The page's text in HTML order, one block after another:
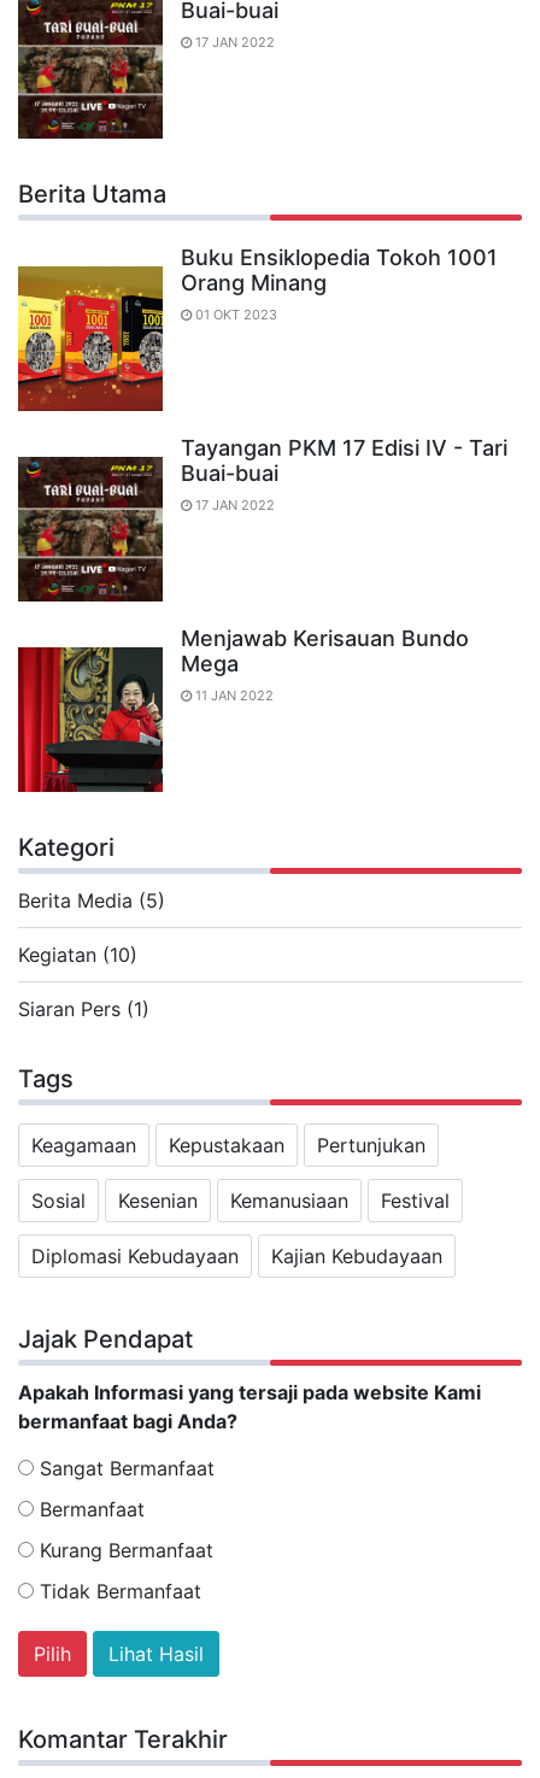
Buai-buai
17 JAN 2022
Berita Utama
Buku Ensiklopedia Tokoh 1001
Orang Minang
01 OKT 2023
Tayangan PKM 17 Edisi IV - Tari
Buai-buai
17 JAN 2022
Menjawab Kerisauan Bundo
Mega
11 JAN 2022
Kategori
Berita Media (5)
Kegiatan (10)
Siaran Pers (1)
Tags
Keagamaan Kepustakaan Pertunjukan
Sosial Kesenian Kemanusiaan Festival
Diplomasi Kebudayaan Kajian Kebudayaan
Jajak Pendapat
Apakah Informasi yang tersaji pada website Kami
bermanfaat bagi Anda?
Sangat Bermanfaat
Bermanfaat
Kurang Bermanfaat
Tidak Bermanfaat
Lihat Hasil
Komantar Terakhir